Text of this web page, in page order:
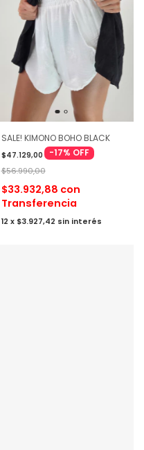
SALE! KIMONO BOHO BLACK
$47.129,00 -17% OFF
$56.990,00
$33.932,88 con
Transferencia
12 x $3.927,42 sin interés